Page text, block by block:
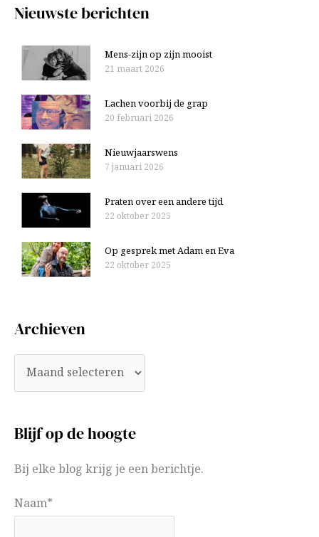
a
Nieuwste berichten
Mens-zijn op zijn mooist
21 maart 2026
Lachen voorbij de grap
20 februari 2026
Nieuwjaarswens
7 januari 2026
Praten over een andere tijd
22 oktober 2025
Op gesprek met Adam en Eva
22 oktober 2025
Archieven
e
Blijf op de hoogte
Bij elke blog krijg je een berichtje.
Naam*